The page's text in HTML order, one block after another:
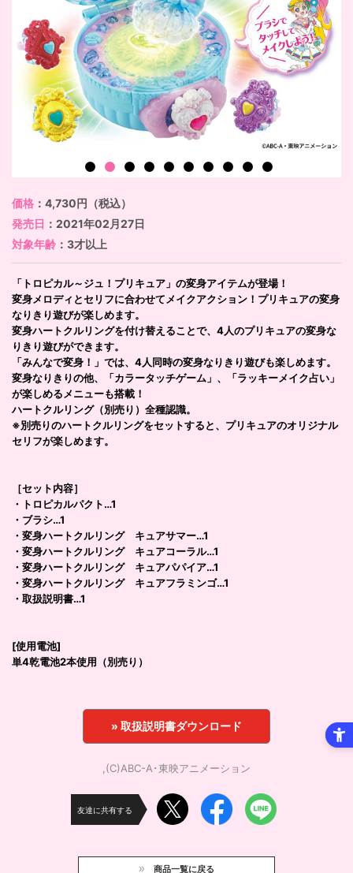
価格 ：4,730円（税込）
発売日 ：2021年02月27日
対象年齢 ：3才以上
「トロピカル～ジュ！プリキュア」の変身アイテムが登場！
変身メロディとセリフに合わせてメイクアクション！プリキュアの変身
なりきり遊びが楽しめます。
変身ハートクルリングを付け替えることで、4人のプリキュアの変身な
りきり遊びができます。
「みんなで変身！」では、4人同時の変身なりきり遊びも楽しめます。
変身なりきりの他、「カラータッチゲーム」、「ラッキーメイク占い」
が楽しめるメニューも搭載！
ハートクルリング（別売り）全種認識。
※別売りのハートクルリングをセットすると、プリキュアのオリジナル
セリフが楽しめます。
［セット内容］
・トロピカルパクト…1
・ブラシ…1
・変身ハートクルリング キュアサマー…1
・変身ハートクルリング キュアコーラル…1
・変身ハートクルリング キュアパパイア…1
・変身ハートクルリング キュアフラミンゴ…1
・取扱説明書…1
[使用電池]
単4乾電池2本使用（別売り）
» 取扱説明書ダウンロード
,(C)ABC-A･東映アニメーション
友達に共有する
商品一覧に戻る